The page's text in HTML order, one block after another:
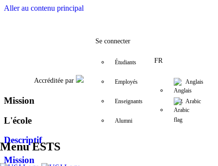
Aller au contenu principal
FacebookTwitter
Accréditée par
Se connecter
Étudiants
Employés
Enseignants
Alumni
FR
Anglais
Arabic
Menu ESTS
Mission
L'école
Descriptif
Mission